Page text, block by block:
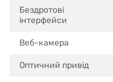
Бездротові
інтерфейси
Веб-камера
Оптичний привід